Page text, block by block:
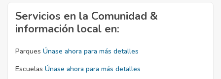
Servicios en la Comunidad &
información local en:
Parques Únase ahora para más detalles
Escuelas Únase ahora para más detalles